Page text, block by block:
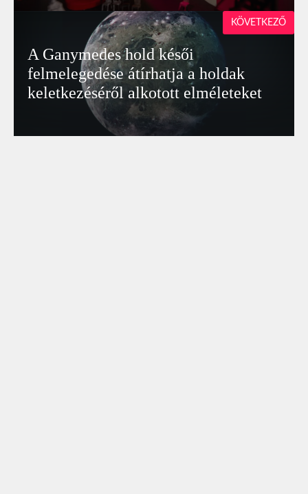
A Ganymedes hold késői
felmelegedése átírhatja a holdak
keletkezéséről alkotott elméleteket
KÖVETKEZŐ